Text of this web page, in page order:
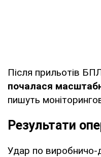
Після прильотів
почалася
пишуть
Результати
Удар по виробничо-